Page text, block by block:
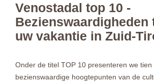
Venostadal top 10 -
Bezienswaardigheden
uw vakantie in Zuid-
Onder de titel TOP 10 presenteren we
bezienswaardige hoogtepunten van de